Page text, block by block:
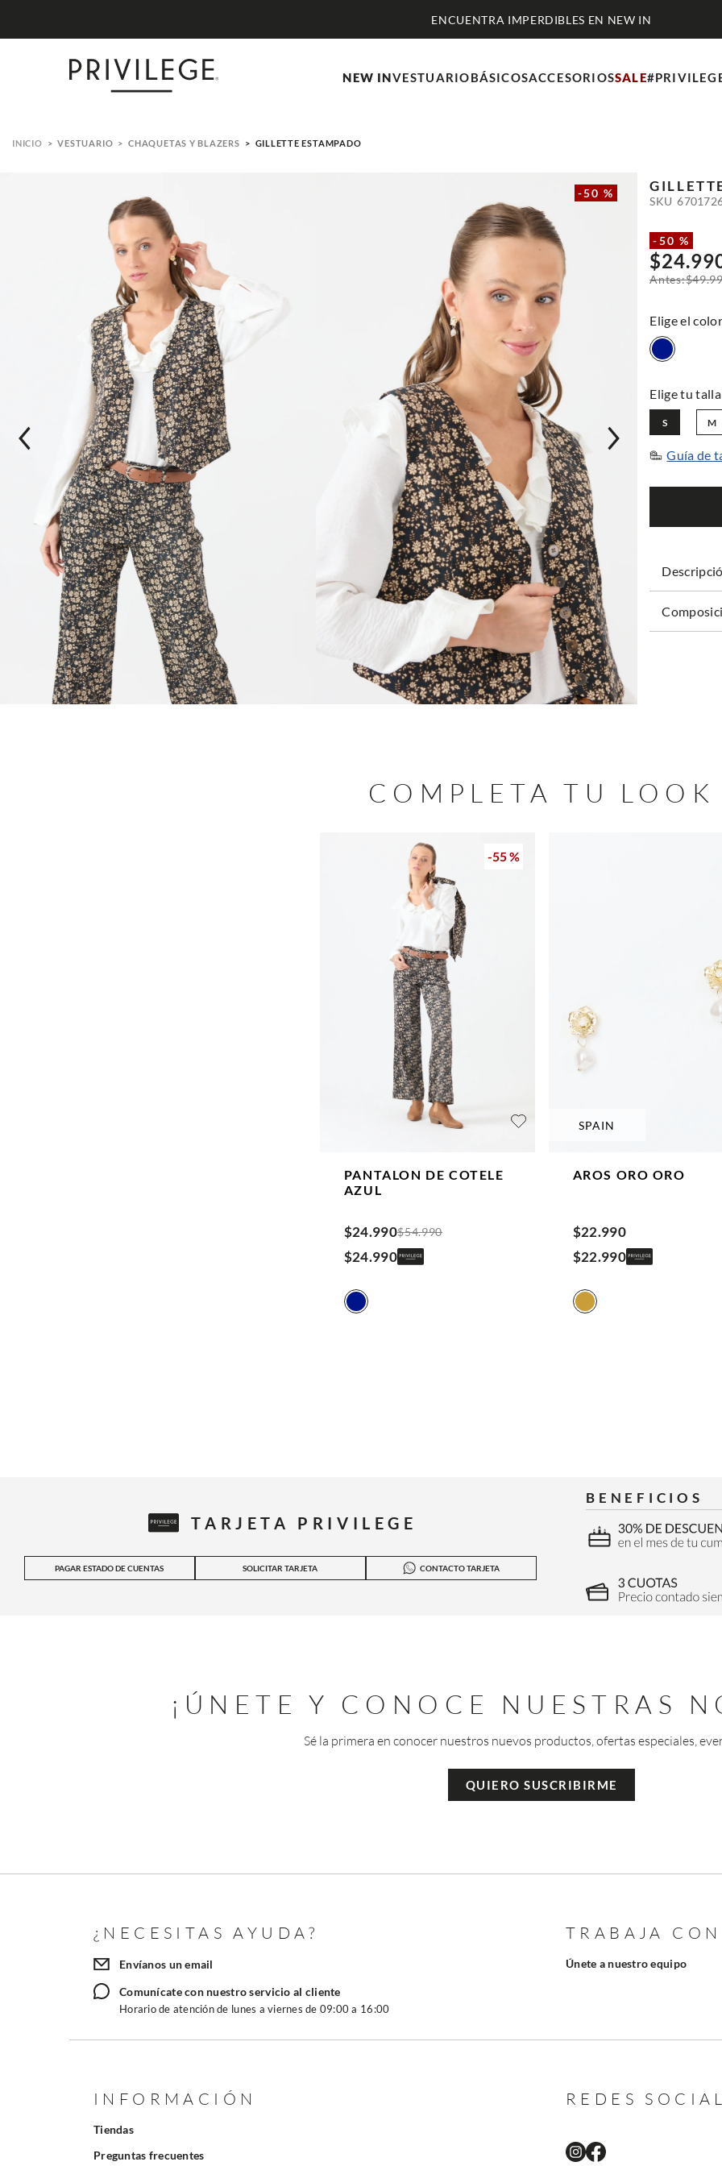
ENCUENTRA IMPERDIBLES EN NEW IN
NEW INVESTUARIOBÁSICOSACCESORIOSSALE
VESTUARIO CHAQUETAS Y BLAZERS GILLETTE ESTAMPADO
-50 %
SKU
-50 %
$24.
$49.
M
S
Guía de
COMPLETA TU LOOK
-55 %
PANTALON DE COTELE
AZUL
$24.990$54.990
$24.990
SPAIN
AROS ORO ORO
$22.990
$22.990
TARJETA PRIVILEGE
PAGAR ESTADO DE CUENTAS SOLICITAR TARJETA CONTACTO TARJETA
BENEFICIOS
¡ÚNETE Y CONOCE NUESTRAS
Sé la primera en conocer nuestros nuevos productos, ofertas especiales,
QUIERO SUSCRIBIRME
¿NECESITAS AYUDA?
Envíanos un email
Comunícate con nuestro servicio al cliente
Horario de atención de lunes a viernes de 09:00 a 16:00
TRABAJA
Únete a nuestro equipo
INFORMACIÓN
Tiendas
Preguntas frecuentes
REDES